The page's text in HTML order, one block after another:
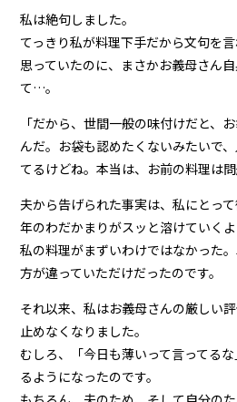
私は絶句しました。
てっきり私が料理下手だから文句を
思っていたのに、まさかお義母さん
て…。
「だから、世間一般の味付けだと、
んだ。お袋も認めたくないみたいで
てるけどね。本当は、お前の料理は問
夫から告げられた事実は、私にとっ
年のわだかまりがスッと溶けていくよ
私の料理がまずいわけではなかった
方が違っていただけだったのです。
それ以来、私はお義母さんの厳しい
止めなくなりました。
むしろ、「今日も薄いって言ってる
るようになったのです。